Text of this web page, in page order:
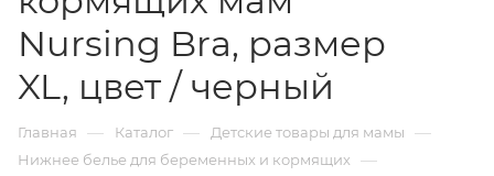
Nursing Bra, размер
XL, цвет / черный
Главная — Каталог — Детские товары для мамы —
Нижнее белье для беременных и кормящих —